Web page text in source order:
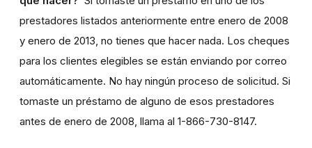
prestadores listados anteriormente entre enero de 2008
y enero de 2013, no tienes que hacer nada. Los cheques
para los clientes elegibles se están enviando por correo
automáticamente. No hay ningún proceso de solicitud. Si
tomaste un préstamo de alguno de esos prestadores
antes de enero de 2008, llama al 1-866-730-8147.